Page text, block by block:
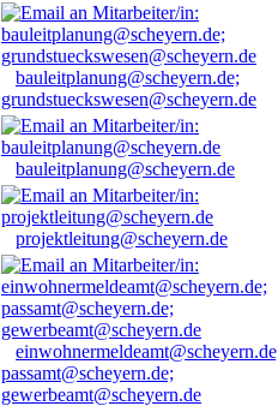
bauleitplanung@scheyern.de;
grundstueckswesen@scheyern.de
bauleitplanung@scheyern.de
projektleitung@scheyern.de
passamt@scheyern.de;
gewerbeamt@scheyern.de